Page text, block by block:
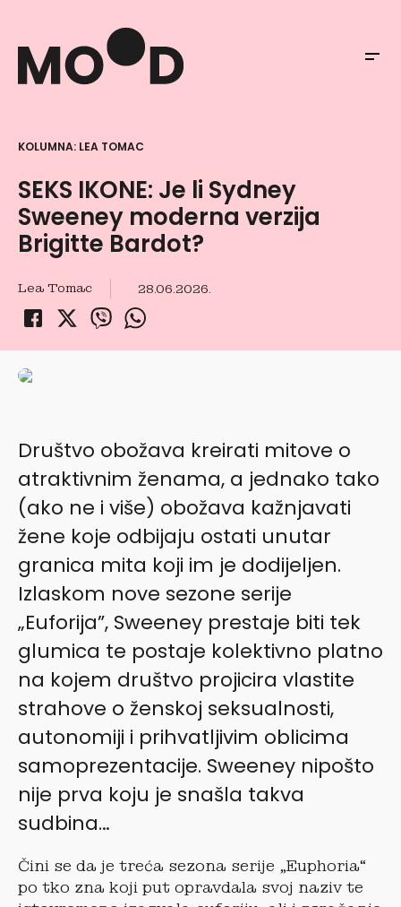
KOLUMNA: LEA TOMAC
SEKS IKONE: Je li Sydney
Sweeney moderna verzija
Brigitte Bardot?
Lea Tomac 28.06.2026.
Društvo obožava kreirati mitove o
atraktivnim ženama, a jednako tako
(ako ne i više) obožava kažnjavati
žene koje odbijaju ostati unutar
granica mita koji im je dodijeljen.
Izlaskom nove sezone serije
„Euforija”, Sweeney prestaje biti tek
glumica te postaje kolektivno platno
na kojem društvo projicira vlastite
strahove o ženskoj seksualnosti,
autonomiji i prihvatljivim oblicima
samoprezentacije. Sweeney nipošto
nije prva koju je snašla takva
sudbina…
Čini se da je treća sezona serije „Euphoria“
po tko zna koji put opravdala svoj naziv te